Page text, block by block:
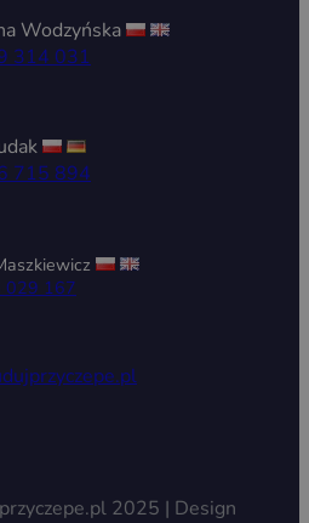
Wodzyńska
314 031
715 894
029 167
2025 | Design